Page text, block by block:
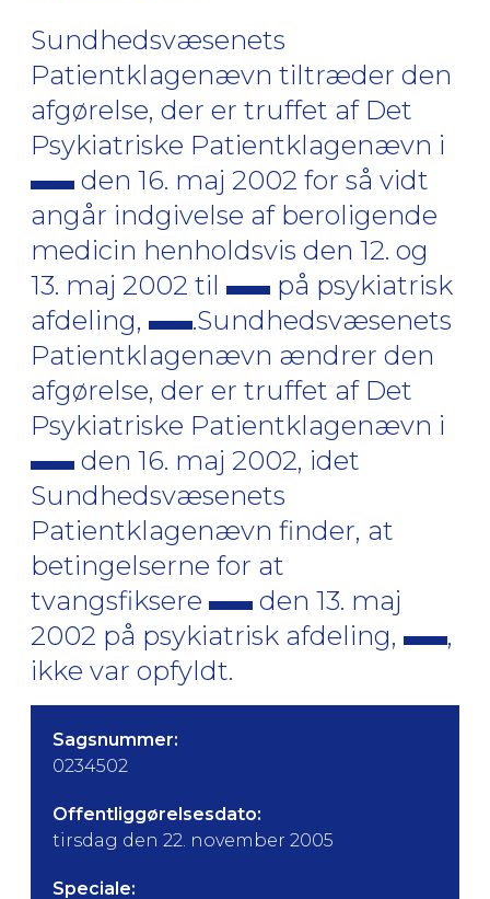
Sundhedsvæsenets
Patientklagenævn tiltræder den
afgørelse, der er truffet af Det
Psykiatriske Patientklagenævn i
den 16. maj 2002 for så vidt
angår indgivelse af beroligende
medicin henholdsvis den 12. og
13. maj 2002 til
på psykiatrisk
afdeling,
.Sundhedsvæsenets
Patientklagenævn ændrer den
afgørelse, der er truffet af Det
Psykiatriske Patientklagenævn i
den 16. maj 2002, idet
Sundhedsvæsenets
Patientklagenævn finder, at
betingelserne for at
tvangsfiksere
den 13. maj
2002 på psykiatrisk afdeling,
,
ikke var opfyldt.
Sagsnummer:
0234502
Offentliggørelsesdato:
tirsdag den 22. november 2005
Speciale: